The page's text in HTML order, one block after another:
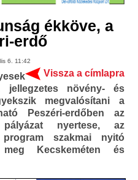
ékköve, a
erdő
6. 11:42
Vissza a címlapra
jellegzetes növény- és
megvalósítani a
Peszéri-erdőben az
nyertese, az
szakmai nyitó
Kecskeméten és